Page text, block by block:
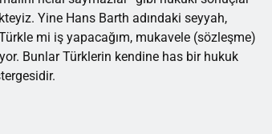
Yine Hans Barth adındaki seyyah,
mi iş yapacağım, mukavele (sözleşme)
Bunlar Türklerin kendine has bir hukuk